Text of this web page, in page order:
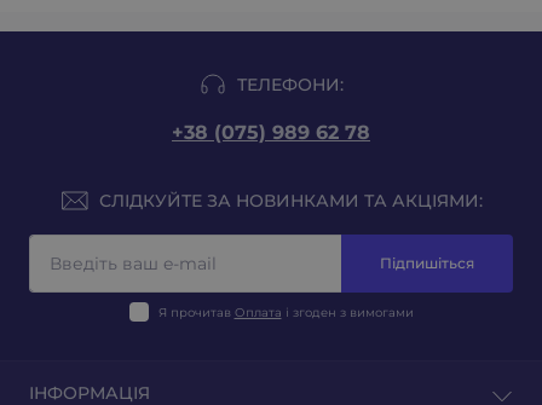
ТЕЛЕФОНИ:
+38 (075) 989 62 78
СЛІДКУЙТЕ ЗА НОВИНКАМИ ТА АКЦІЯМИ:
Підпишіться
Я прочитав Оплата і згоден з вимогами
ІНФОРМАЦІЯ